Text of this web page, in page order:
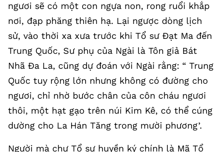
ngươi sẽ có một con ngựa non, rong ruổi khắp
nơi, đạp phăng thiên hạ. Lại ngược dòng lịch
sử, vào thời xa xưa trước khi Tổ sư Đạt Ma đến
Trung Quốc, Sư phụ của Ngài là Tôn giả Bát
Nhã Đa La, cũng dự đoán với Ngài rằng: “ Trung
Quốc tuy rộng lớn nhưng không có đường cho
ngươi, chỉ nhờ bước chân của côn cháu ngươi
thôi, một hạt gạo trên núi Kim Kê, có thể cúng
dường cho La Hán Tăng trong mười phương’.
Người mà chư Tổ sư huyền ký chính là Mã Tổ